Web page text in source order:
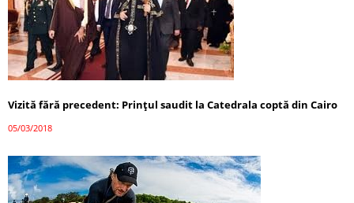
Vizită fără precedent: Prințul saudit la Catedrala coptă din Cairo
05/03/2018